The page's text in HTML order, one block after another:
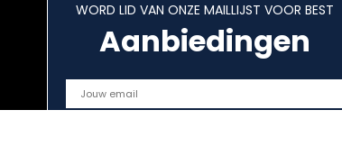
WORD LID VAN ONZE MAILLIJST VOOR BEST
Aanbiedingen